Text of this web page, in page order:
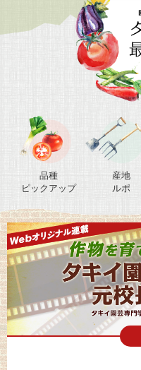
品種
ピックアップ
産地
ルポ